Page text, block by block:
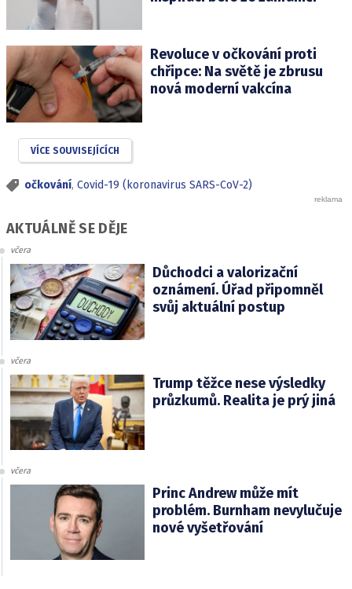
Revoluce v očkování proti
chřipce: Na světě je zbrusu
nová moderní vakcína
VÍCE SOUVISEJÍCÍCH
očkování, Covid-19 (koronavirus SARS-CoV-2)
AKTUÁLNĚ SE DĚJE
včera
Důchodci a valorizační
oznámení. Úřad připomněl
svůj aktuální postup
včera
Trump těžce nese výsledky
průzkumů. Realita je prý jiná
včera
Princ Andrew může mít
problém. Burnham nevylučuje
nové vyšetřování